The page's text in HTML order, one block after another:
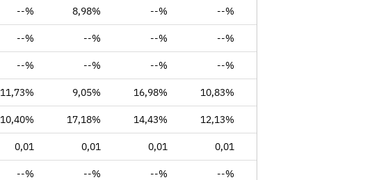
--% 8,98% --% --%
--% --% --% --%
--% --% --% --%
11,73% 9,05% 16,98% 10,83%
10,40% 17,18% 14,43% 12,13%
0,01 0,01 0,01 0,01
--% --% --% --%